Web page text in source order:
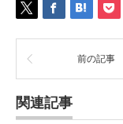
前の記事
関連記事